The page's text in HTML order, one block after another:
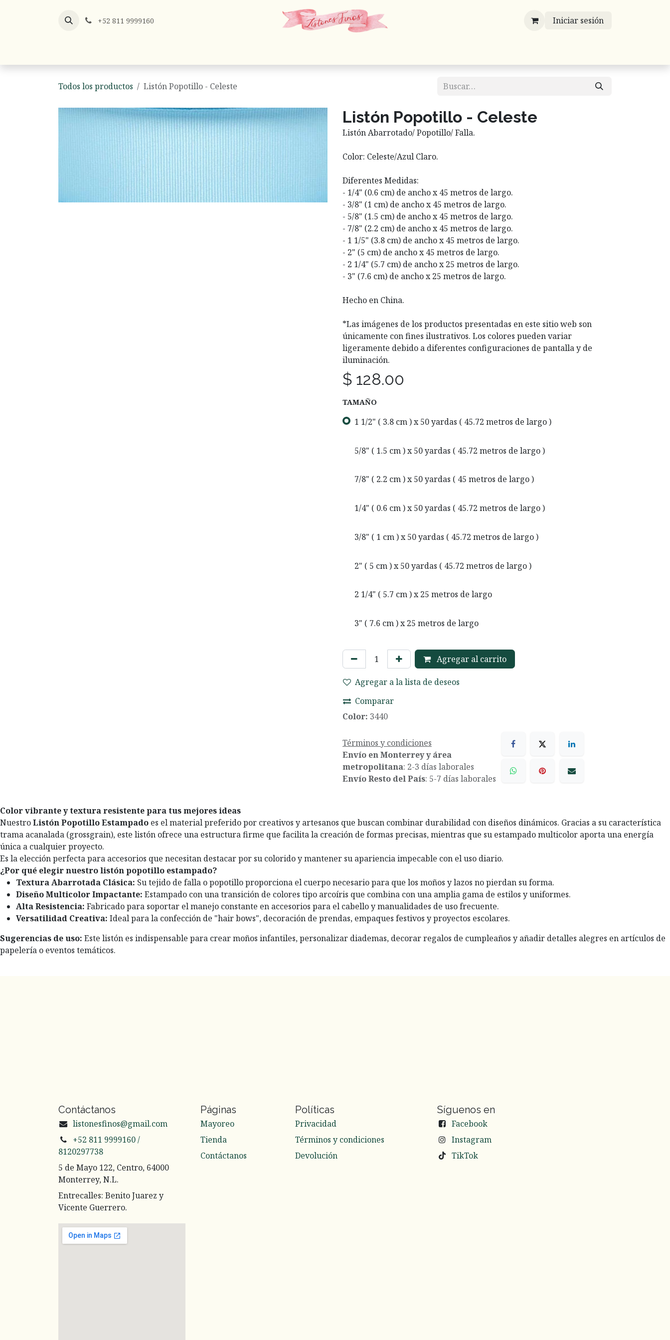
+52 811 9999160 Iniciar sesión
Todos los productos Listón Popotillo - Celeste
Listón Popotillo - Celeste
Listón Abarrotado/ Popotillo/ Falla.
Color: Celeste/Azul Claro.
Diferentes Medidas:
- 1/4" (0.6 cm) de ancho x 45 metros de largo.
- 3/8" (1 cm) de ancho x 45 metros de largo.
- 5/8" (1.5 cm) de ancho x 45 metros de largo.
- 7/8" (2.2 cm) de ancho x 45 metros de largo.
- 1 1/5" (3.8 cm) de ancho x 45 metros de largo.
- 2" (5 cm) de ancho x 45 metros de largo.
- 2 1/4" (5.7 cm) de ancho x 25 metros de largo.
- 3" (7.6 cm) de ancho x 25 metros de largo.
Hecho en China.
*Las imágenes de los productos presentadas en este sitio web son
únicamente con fines ilustrativos. Los colores pueden variar
ligeramente debido a diferentes configuraciones de pantalla y de
iluminación.
$ 128.00
TAMAÑO
1 1/2" ( 3.8 cm ) x 50 yardas ( 45.72 metros de largo )
5/8" ( 1.5 cm ) x 50 yardas ( 45.72 metros de largo )
7/8" ( 2.2 cm ) x 50 yardas ( 45 metros de largo )
1/4" ( 0.6 cm ) x 50 yardas ( 45.72 metros de largo )
3/8" ( 1 cm ) x 50 yardas ( 45.72 metros de largo )
2" ( 5 cm ) x 50 yardas ( 45.72 metros de largo )
2 1/4" ( 5.7 cm ) x 25 metros de largo
3" ( 7.6 cm ) x 25 metros de largo
Agregar al carrito
Agregar a la lista de deseos
Comparar
Color: 3440
Términos y condiciones
Envío en Monterrey y área
metropolitana: 2-3 días laborales
Envío Resto del País: 5-7 días laborales
Color vibrante y textura resistente para tus mejores ideas
NuestroListón Popotillo Estampado es el material preferido por creativos y artesanos que buscan combinar durabilidad con diseños dinámicos. Gracias a su característica
trama acanalada (grossgrain), este listón ofrece una estructura firme que facilita la creación de formas precisas, mientras que su estampado multicolor aporta una energía
única a cualquier proyecto.
Es la elección perfecta para accesorios que necesitan destacar por su colorido y mantener su apariencia impecable con el uso diario.
¿Por qué elegir nuestro listón popotillo estampado?
Textura Abarrotada Clásica: Su tejido de falla o popotillo proporciona el cuerpo necesario para que los moños y lazos no pierdan su forma.
Diseño Multicolor Impactante: Estampado con una transición de colores tipo arcoíris que combina con una amplia gama de estilos y uniformes.
Alta Resistencia: Fabricado para soportar el manejo constante en accesorios para el cabello y manualidades de uso frecuente.
Versatilidad Creativa: Ideal para la confección de "hair bows", decoración de prendas, empaques festivos y proyectos escolares.
Sugerencias de uso: Este listón es indispensable para crear moños infantiles, personalizar diademas, decorar regalos de cumpleaños y añadir detalles alegres en artículos de
papelería o eventos temáticos.
Contáctanos
listonesfinos@gmail.com
+52 811 9999160 /
8120297738
5 de Mayo 122, Centro, 64000
Monterrey, N.L.
Entrecalles: Benito Juarez y
Vicente Guerrero.
Páginas
Mayoreo
Tienda
Contáctanos
Políticas
Privacidad
Términos y condiciones
Devolución
Síguenos en
Facebook
Instagram
TikTok